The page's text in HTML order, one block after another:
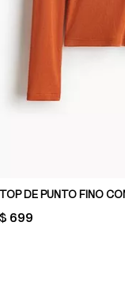
TOP DE PUNTO FINO
PRICE:
$ 699